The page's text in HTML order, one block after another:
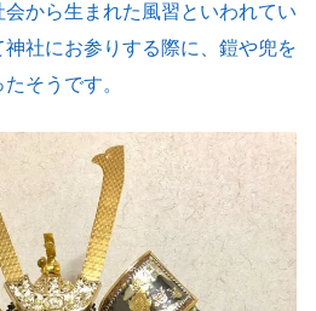
から生まれた風習といわれてい
社にお参りする際に、鎧や兜を
そうです。